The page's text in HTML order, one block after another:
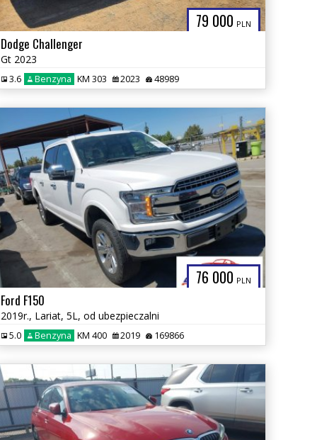
79 000 PLN
Dodge Challenger
Gt 2023
3.6 Benzyna KM 303 2023 48989
76 000 PLN
Ford F150
2019r., Lariat, 5L, od ubezpieczalni
5.0 Benzyna KM 400 2019 169866